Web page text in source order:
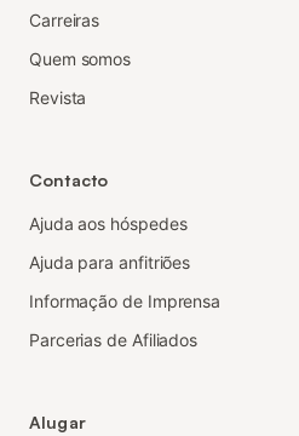
Carreiras
Quem somos
Revista
Contacto
Ajuda aos hóspedes
Ajuda para anfitriões
Informação de Imprensa
Parcerias de Afiliados
Alugar